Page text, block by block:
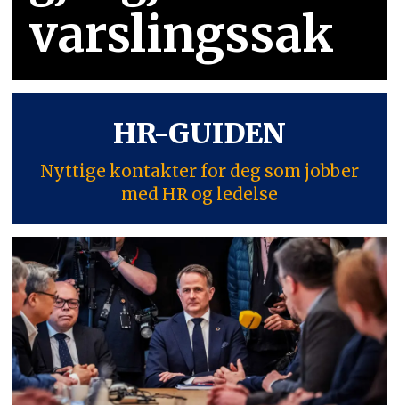
varslingssak
HR-GUIDEN
Nyttige kontakter for deg som jobber
med HR og ledelse